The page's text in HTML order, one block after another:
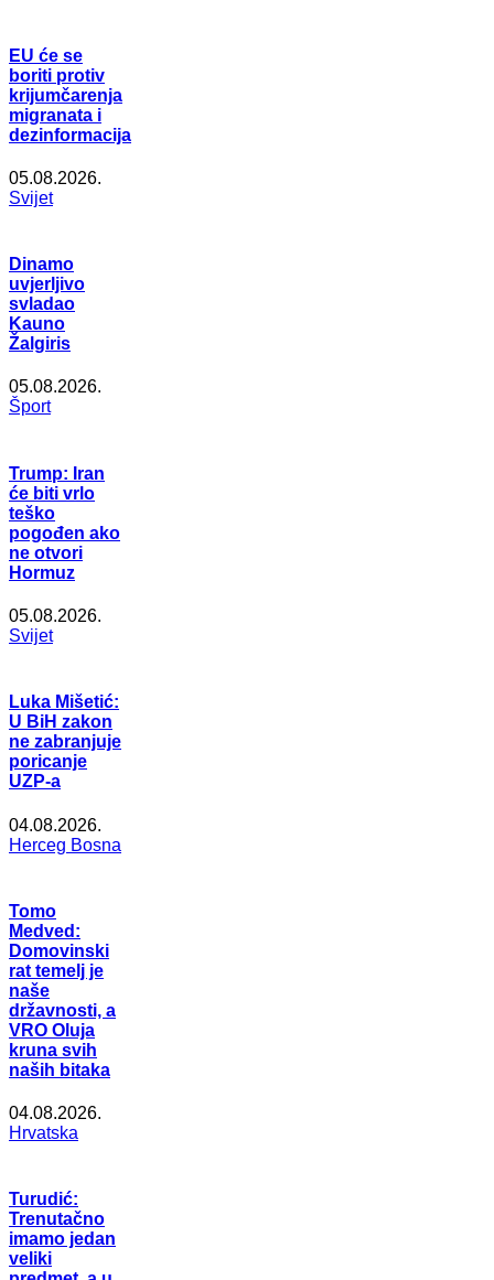
EU će se
boriti protiv
krijumčarenja
migranata i
dezinformacija
05.08.2026.
Svijet
Dinamo
uvjerljivo
svladao
Kauno
Žalgiris
05.08.2026.
Šport
Trump: Iran
će biti vrlo
teško
pogođen ako
ne otvori
Hormuz
05.08.2026.
Svijet
Luka Mišetić:
U BiH zakon
ne zabranjuje
poricanje
UZP-a
04.08.2026.
Herceg Bosna
Tomo
Medved:
Domovinski
rat temelj je
naše
državnosti, a
VRO Oluja
kruna svih
naših bitaka
04.08.2026.
Hrvatska
Turudić:
Trenutačno
imamo jedan
veliki